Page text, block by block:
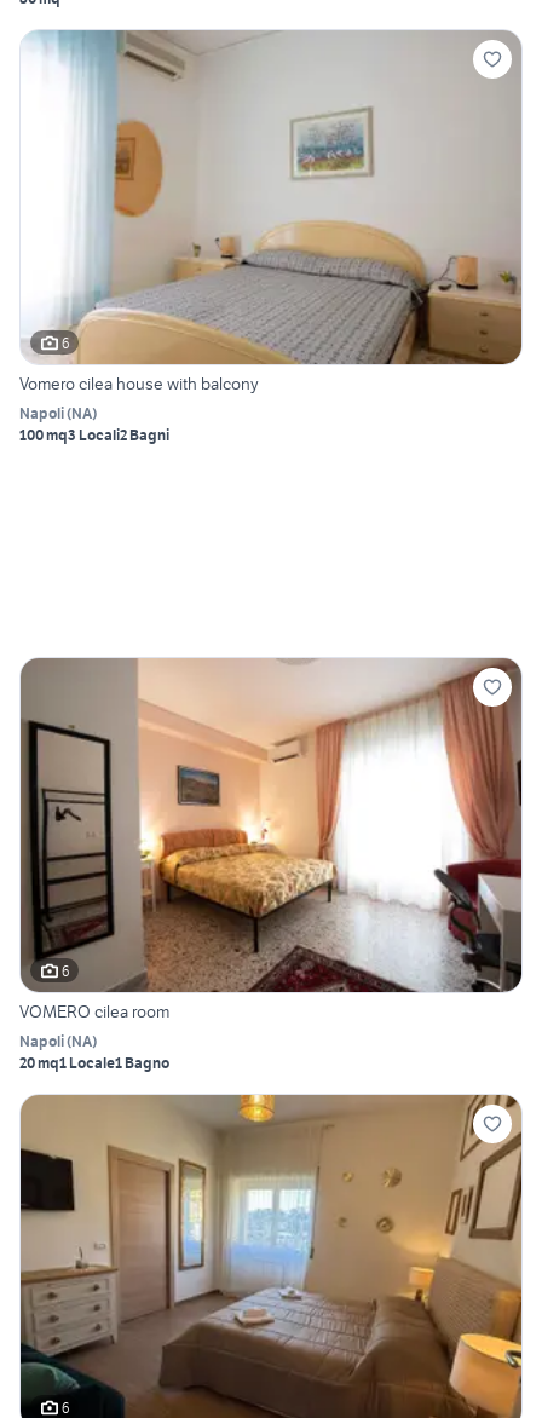
6
Vomero cilea house with balcony
Napoli(NA)
100 mq3 Locali2 Bagni
6
VOMERO cilea room
Napoli(NA)
20 mq1 Locale1 Bagno
6